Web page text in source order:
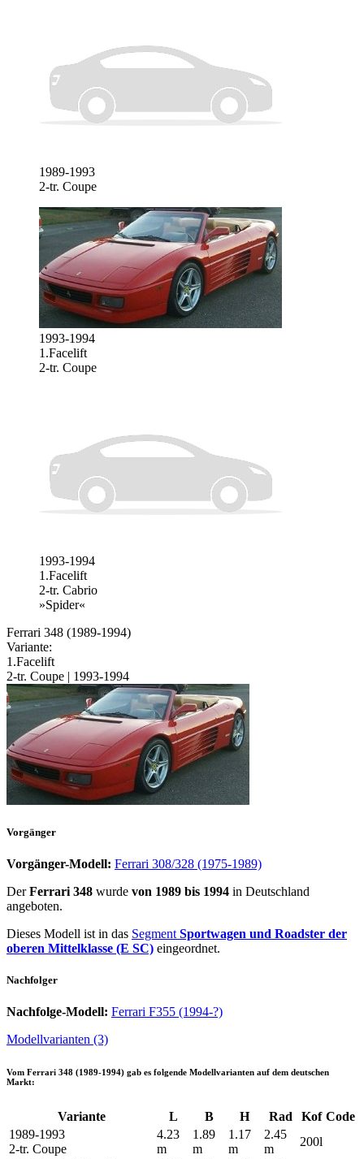
1989-1993
2-tr. Coupe
1993-1994
1.Facelift
2-tr. Coupe
1993-1994
1.Facelift
2-tr. Cabrio
»Spider«
Ferrari 348 (1989-1994)
Variante:
1.Facelift
2-tr. Coupe | 1993-1994
Vorgänger
Vorgänger-Modell: Ferrari 308/328 (1975-1989)
DerFerrari 348 wurde von 1989 bis 1994 in Deutschland
angeboten.
Dieses Modell ist in das Segment Sportwagen und Roadster der
oberen Mittelklasse (E SC) eingeordnet.
Nachfolger
Nachfolge-Modell: Ferrari F355 (1994-?)
Modellvarianten (3)
Vom Ferrari 348 (1989-1994) gab es folgende Modellvarianten auf dem deutschen
Markt:
Variante L B H Rad Kof Code
1989-1993
2-tr. Coupe
4.23
m
1.89
m
1.17
m
2.45
m
200l